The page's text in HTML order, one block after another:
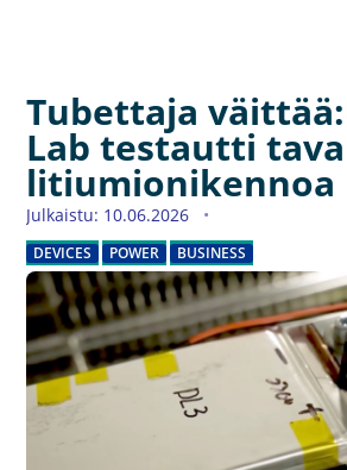
Tubettaja
Lab testautti
litiumionikennoa
Julkaistu: 10.06.2026
DEVICES POWER BUSINESS